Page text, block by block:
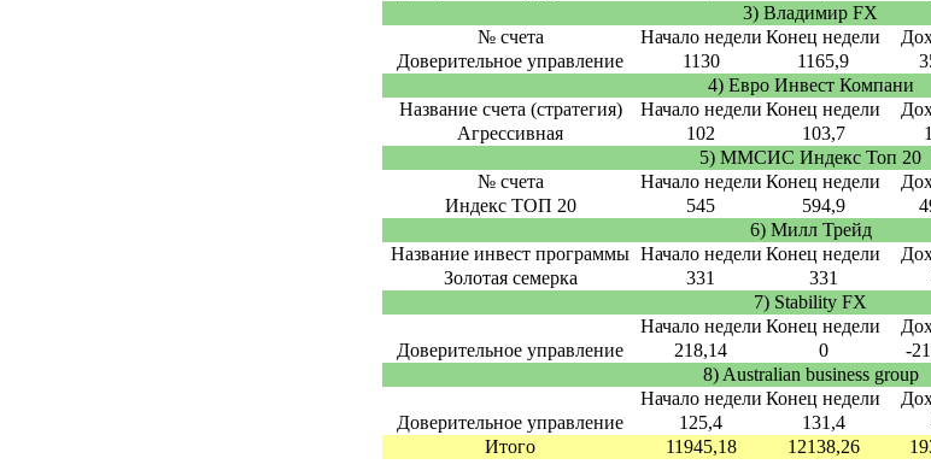
3) Владимир FX
№ счета
Начало недели Конец недели
Доверительное управление
1130 1165,9
4) Евро Инвест Компани
Название счета (стратегия)
Начало недели Конец недели
Агрессивная
102 103,7
5) ММСИС Индекс Топ 20
№ счета
Начало недели Конец недели
Индекс ТОП 20
545 594,9
6) Милл Трейд
Название инвест программы Начало недели Конец недели
Золотая семерка
331 331
7) Stability FX
Начало недели Конец недели
Доверительное управление
218,14 0 -
8) Australian business group
Начало недели Конец недели
Доверительное управление
125,4 131,4
Итого
11945,18 12138,26